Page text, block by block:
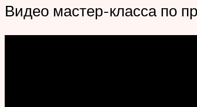
Видео мастер-класса по